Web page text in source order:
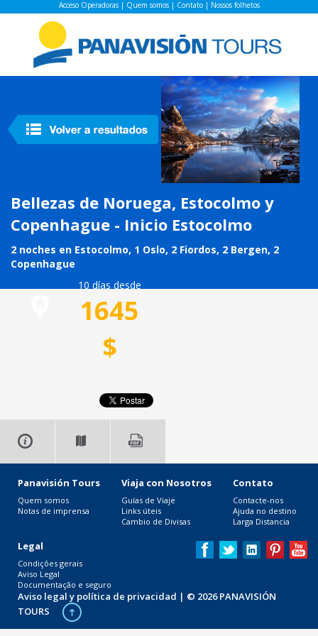
Acceso Operadoras| Quem somos| Contato| Nossos folhetos
Bellezas de Noruega, Estocolmo y
Copenhague - Inicio Estocolmo
2 noches en Estocolmo, 1 Oslo, 2 Fiordos, 2 Bergen, 2
Copenhague
10 días desde
1645
$
Panavisión Tours
Quem somos
Notas de imprensa
Viaja con Nosotros
Guías de Viaje
Links úteis
Cambio de Divisas
Contato
Contacte-nos
Ajuda no destino
Larga Distancia
Legal
Condições gerais
Aviso Legal
Documentação e seguro
Aviso legal y política de privacidad | © 2026 PANAVISIÓN
TOURS